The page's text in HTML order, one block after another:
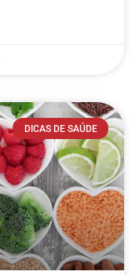
DICAS DE SAÚDE